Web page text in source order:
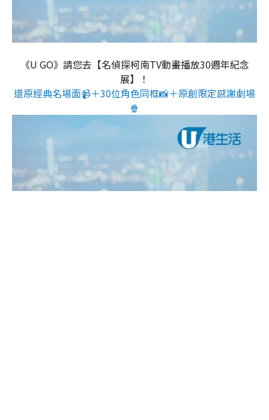
《U GO》請您去【名偵探柯南TV動畫播放30週年紀念
展】！
還原經典名場面📹＋30位角色同框📸＋原創限定感謝劇場
🍿